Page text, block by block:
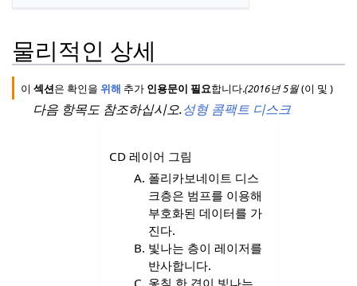
물리적인 상세
이섹션은 확인을위해 추가 인용문이 필요합니다.(2016년5월(이 및)
다음 항목도 참조하십시오.성형 콤팩트 디스크
CD 레이어 그림
폴리카보네이트 디스
크층은 범프를 이용해
부호화된 데이터를 가
진다.
빛나는 층이 레이저를
반사합니다.
옻칠 한 겹이 빛나는